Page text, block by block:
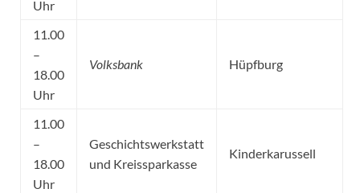
Uhr
11.00
–
18.00
Uhr
Volksbank Hüpfburg
11.00
–
18.00
Uhr
Geschichtswerkstatt
und Kreissparkasse
Kinderkarussell